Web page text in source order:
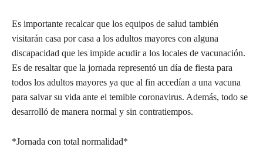
Es importante recalcar que los equipos de salud también
visitarán casa por casa a los adultos mayores con alguna
discapacidad que les impide acudir a los locales de vacunación.
Es de resaltar que la jornada representó un día de fiesta para
todos los adultos mayores ya que al fin accedían a una vacuna
para salvar su vida ante el temible coronavirus. Además, todo se
desarrolló de manera normal y sin contratiempos.
*Jornada con total normalidad*